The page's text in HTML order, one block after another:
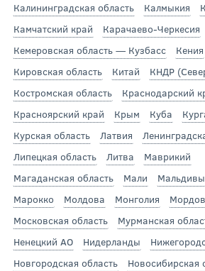
Калининградская область
Калмыкия
Камчатский край
Карачаево-Черкесия
Кемеровская область — Кузбасс
Кения
Кировская область
Китай КНДР
Костромская область
Краснодарский
Красноярский край
Крым Куба
Курская область
Латвия
Липецкая область
Литва
Маврикий
Магаданская область
Мали Мальдивы
Марокко
Молдова Монголия
Московская область
Мурманская
Ненецкий АО
Нидерланды
Новгородская область
Новосибирская